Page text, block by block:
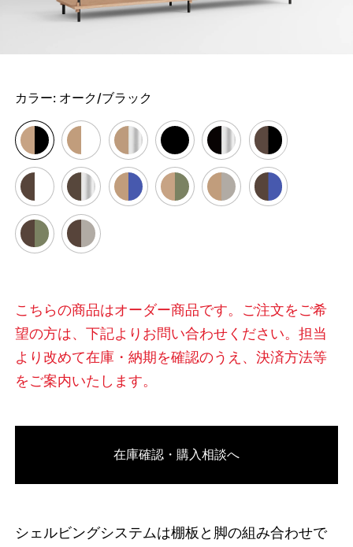
オーク/ホワイト/products/shelving-
system-s-255-2-c?variant=4659393390205677770000
カラー: オーク/ブラック
こちらの商品はオーダー商品です。ご注文をご希
望の方は、下記よりお問い合わせください。担当
より改めて在庫・納期を確認のうえ、決済方法等
をご案内いたします。
在庫確認・購入相談へ
シェルビングシステムは棚板と脚の組み合わせで